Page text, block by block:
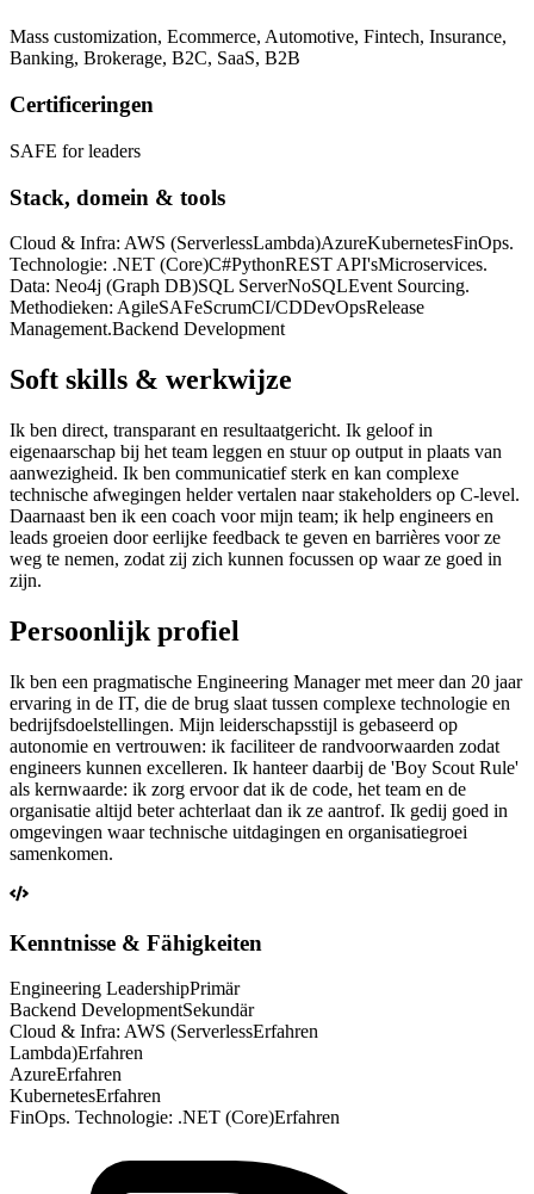
Mass customization, Ecommerce, Automotive, Fintech, Insurance,
Banking, Brokerage, B2C, SaaS, B2B
Certificeringen
SAFE for leaders
Stack, domein & tools
Cloud & Infra: AWS (ServerlessLambda)AzureKubernetesFinOps.
Technologie: .NET (Core)C#PythonREST API'sMicroservices.
Data: Neo4j (Graph DB)SQL ServerNoSQLEvent Sourcing.
Methodieken: AgileSAFeScrumCI/CDDevOpsRelease
Management.Backend Development
Soft skills & werkwijze
Ik ben direct, transparant en resultaatgericht. Ik geloof in
eigenaarschap bij het team leggen en stuur op output in plaats van
aanwezigheid. Ik ben communicatief sterk en kan complexe
technische afwegingen helder vertalen naar stakeholders op C-level.
Daarnaast ben ik een coach voor mijn team; ik help engineers en
leads groeien door eerlijke feedback te geven en barrières voor ze
weg te nemen, zodat zij zich kunnen focussen op waar ze goed in
zijn.
Persoonlijk profiel
Ik ben een pragmatische Engineering Manager met meer dan 20 jaar
ervaring in de IT, die de brug slaat tussen complexe technologie en
bedrijfsdoelstellingen. Mijn leiderschapsstijl is gebaseerd op
autonomie en vertrouwen: ik faciliteer de randvoorwaarden zodat
engineers kunnen excelleren. Ik hanteer daarbij de 'Boy Scout Rule'
als kernwaarde: ik zorg ervoor dat ik de code, het team en de
organisatie altijd beter achterlaat dan ik ze aantrof. Ik gedij goed in
omgevingen waar technische uitdagingen en organisatiegroei
samenkomen.
Kenntnisse & Fähigkeiten
Engineering LeadershipPrimär
Backend DevelopmentSekundär
Cloud & Infra: AWS (ServerlessErfahren
Lambda)Erfahren
AzureErfahren
KubernetesErfahren
FinOps. Technologie: .NET (Core)Erfahren